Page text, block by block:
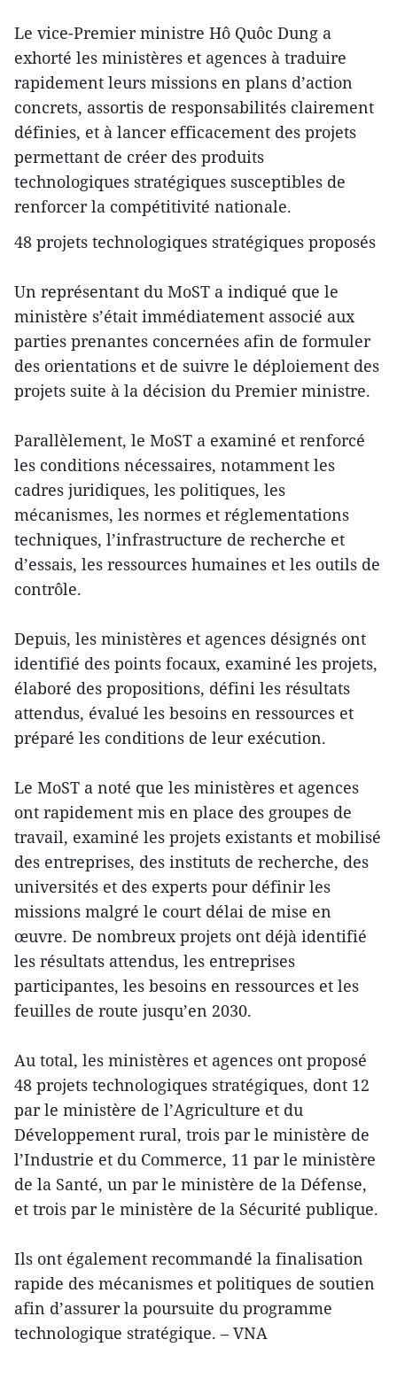
Le vice-Premier ministre Hô Quôc Dung a
exhorté les ministères et agences à traduire
rapidement leurs missions en plans d’action
concrets, assortis de responsabilités clairement
définies, et à lancer efficacement des projets
permettant de créer des produits
technologiques stratégiques susceptibles de
renforcer la compétitivité nationale.
48 projets technologiques stratégiques proposés
Un représentant du MoST a indiqué que le
ministère s’était immédiatement associé aux
parties prenantes concernées afin de formuler
des orientations et de suivre le déploiement des
projets suite à la décision du Premier ministre.
Parallèlement, le MoST a examiné et renforcé
les conditions nécessaires, notamment les
cadres juridiques, les politiques, les
mécanismes, les normes et réglementations
techniques, l’infrastructure de recherche et
d’essais, les ressources humaines et les outils de
contrôle.
Depuis, les ministères et agences désignés ont
identifié des points focaux, examiné les projets,
élaboré des propositions, défini les résultats
attendus, évalué les besoins en ressources et
préparé les conditions de leur exécution.
Le MoST a noté que les ministères et agences
ont rapidement mis en place des groupes de
travail, examiné les projets existants et mobilisé
des entreprises, des instituts de recherche, des
universités et des experts pour définir les
missions malgré le court délai de mise en
œuvre. De nombreux projets ont déjà identifié
les résultats attendus, les entreprises
participantes, les besoins en ressources et les
feuilles de route jusqu’en 2030.
Au total, les ministères et agences ont proposé
48 projets technologiques stratégiques, dont 12
par le ministère de l’Agriculture et du
Développement rural, trois par le ministère de
l’Industrie et du Commerce, 11 par le ministère
de la Santé, un par le ministère de la Défense,
et trois par le ministère de la Sécurité publique.
Ils ont également recommandé la finalisation
rapide des mécanismes et politiques de soutien
afin d’assurer la poursuite du programme
technologique stratégique. – VNA